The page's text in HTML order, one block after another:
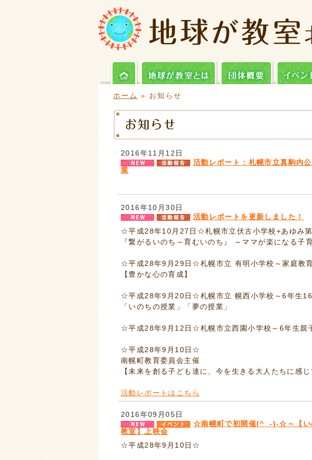
ホーム » お知らせ
2016年11月12日
活動レポート：札幌市立真駒内
業
2016年10月30日
活動レポートを更新しました！
☆平成28年10月27日☆札幌市立伏古小学校+あゆみ
『繋がるいのち～育むいのち』 ～ママが楽になる子
☆平成28年9月29日☆札幌市立 有明小学校～家庭教
【豊かな心の育成】
☆平成28年9月20日☆札幌市立 幌西小学校～6年生
「いのちの授業」「夢の授業」
☆平成28年9月12日☆札幌市立西園小学校～6年生親
☆平成28年9月10日☆
南幌町教育委員会主催
【未来を創る子ども達に、今を生きる大人たちに感
活動レポートはこちら
2016年09月05日
☆南幌町で初開催(^_-)-☆～【
教室】上映会
☆平成28年9月10日☆